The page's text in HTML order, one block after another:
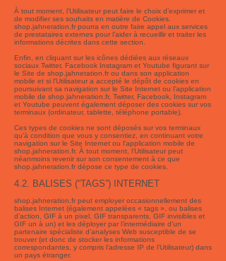
À tout moment, l’Utilisateur peut faire le choix d’exprimer et
de modifier ses souhaits en matière de Cookies.
shop.jahneration.fr pourra en outre faire appel aux services
de prestataires externes pour l’aider à recueillir et traiter les
informations décrites dans cette section.
Enfin, en cliquant sur les icônes dédiées aux réseaux
sociaux Twitter, Facebook Instagram et Youtube figurant sur
le Site de shop.jahneration.fr ou dans son application
mobile et si l’Utilisateur a accepté le dépôt de cookies en
poursuivant sa navigation sur le Site Internet ou l’application
mobile de shop.jahneration.fr, Twitter, Facebook, Instagram
et Youtube peuvent également déposer des cookies sur vos
terminaux (ordinateur, tablette, téléphone portable).
Ces types de cookies ne sont déposés sur vos terminaux
qu’à condition que vous y consentiez, en continuant votre
navigation sur le Site Internet ou l’application mobile de
shop.jahneration.fr. À tout moment, l’Utilisateur peut
néanmoins revenir sur son consentement à ce que
shop.jahneration.fr dépose ce type de cookies.
4.2. BALISES (“TAGS”) INTERNET
shop.jahneration.fr peut employer occasionnellement des
balises Internet (également appelées « tags », ou balises
d’action, GIF à un pixel, GIF transparents, GIF invisibles et
GIF un à un) et les déployer par l’intermédiaire d’un
partenaire spécialiste d’analyses Web susceptible de se
trouver (et donc de stocker les informations
correspondantes, y compris l’adresse IP de l’Utilisateur) dans
un pays étranger.